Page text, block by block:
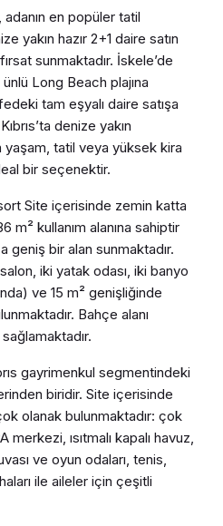
adanın en popüler tatil
yakın hazır 2+1 daire satın
sunmaktadır. İskele’de
Long Beach plajına
tam eşyalı daire satışa
denize yakın
yaşam, tatil veya yüksek kira
bir seçenektir.
Site içerisinde zemin katta
m² kullanım alanına sahiptir
geniş bir alan sunmaktadır.
iki yatak odası, iki banyo
ve 15 m² genişliğinde
Bahçe alanı
gayrimenkul segmentindeki
biridir. Site içerisinde
olanak bulunmaktadır: çok
ısıtmalı kapalı havuz,
ve oyun odaları, tenis,
ile aileler için çeşitli